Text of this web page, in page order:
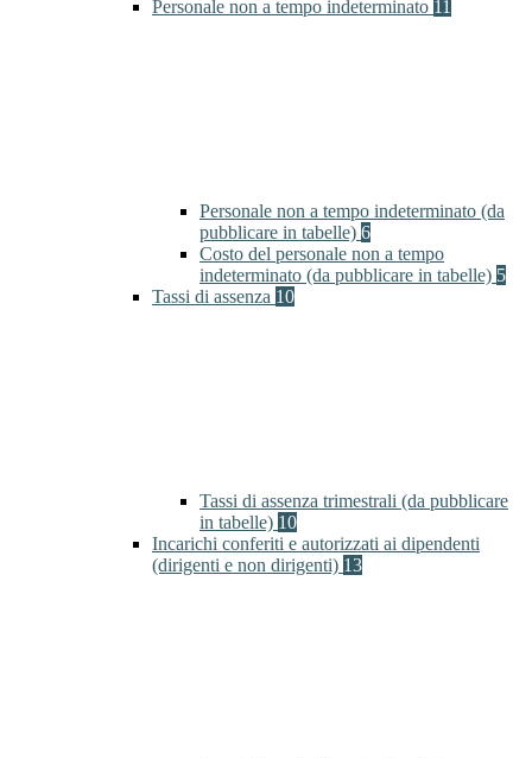
Personale non a tempo indeterminato 11
Personale non a tempo indeterminato (da
pubblicare in tabelle) 6
Costo del personale non a tempo
indeterminato (da pubblicare in tabelle) 5
Tassi di assenza 10
Tassi di assenza trimestrali (da pubblicare
in tabelle) 10
Incarichi conferiti e autorizzati ai dipendenti
(dirigenti e non dirigenti) 13